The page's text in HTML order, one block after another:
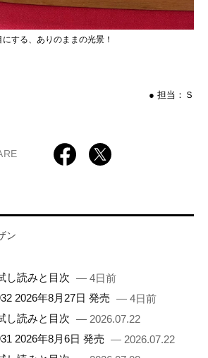
する、ありのままの光景！
● 担当：Ｓ
ン
し読みと目次 — 4日前
2026年8月27日 発売 — 4日前
し読みと目次 — 2026.07.22
2026年8月6日 発売 — 2026.07.22